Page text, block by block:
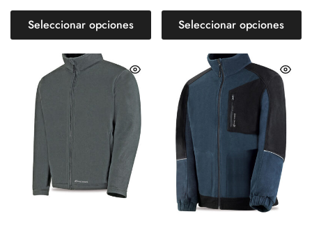
Seleccionar opciones Seleccionar opciones